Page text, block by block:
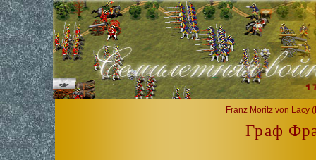
Franz Moritz von Lacy
Граф